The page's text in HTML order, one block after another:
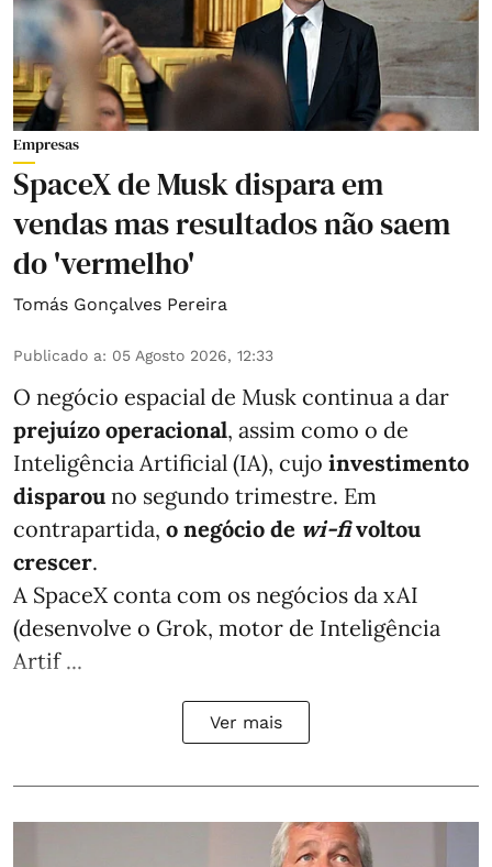
Empresas
SpaceX de Musk dispara em
vendas mas resultados não saem
do 'vermelho'
Tomás Gonçalves Pereira
Publicado a: 05 Agosto 2026, 12:33
O negócio espacial de Musk continua a dar
prejuízo operacional, assim como o de
Inteligência Artificial (IA), cujo investimento
disparou no segundo trimestre. Em
contrapartida, o negócio de wi-fivoltou
crescer.
A SpaceX conta com os negócios da xAI
(desenvolve o Grok, motor de Inteligência
Artif ...
Ver mais